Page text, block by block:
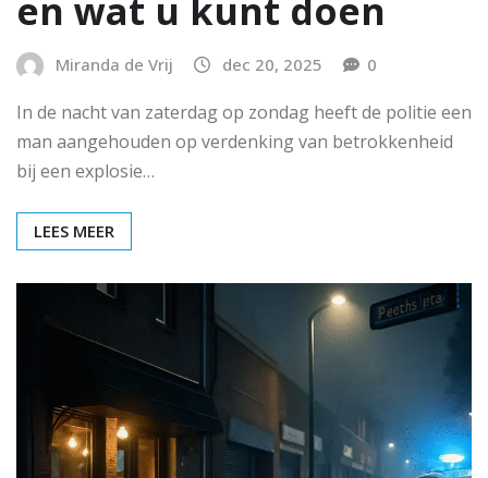
en wat u kunt doen
Miranda de Vrij dec 20, 2025 0
In de nacht van zaterdag op zondag heeft de politie een
man aangehouden op verdenking van betrokkenheid
bij een explosie…
LEES MEER